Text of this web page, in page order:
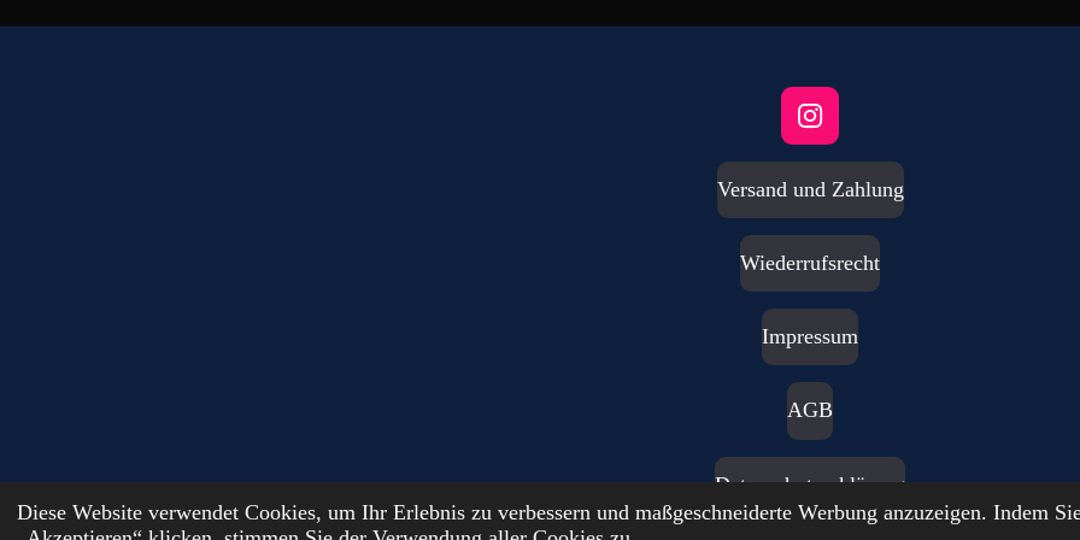
Diese Website verwendet Cookies, um Ihr Erlebnis zu verbessern und maßgeschneiderte Werbung anzuzeigen. Indem
I
n
t
r
a
m
Versand und Zahlung
Wiederrufsrecht
Impressum
AGB
Datenschutzerklärung
© 2024 - 2026 DutchFantasyForge